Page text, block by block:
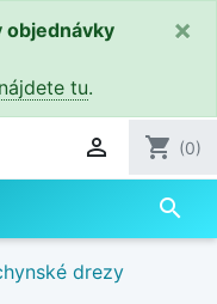
objednávky
nájdete tu.
×
 shopping_cart (0)
search
drezy